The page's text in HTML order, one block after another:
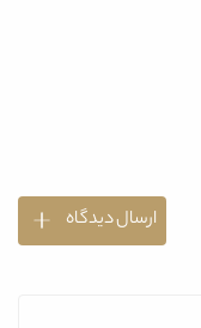
ارسال دیدگاه